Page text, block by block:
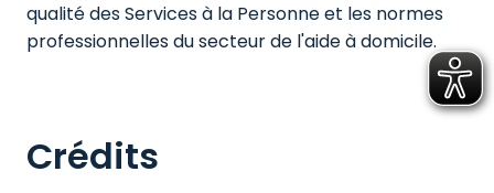
qualité des Services à la Personne et les normes
professionnelles du secteur de l'aide à domicile.
Crédits